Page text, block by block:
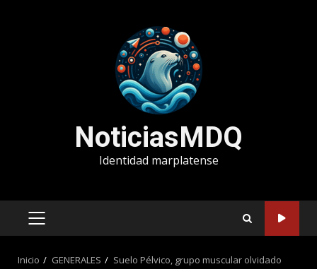
NoticiasMDQ
Identidad marplatense
MENÚ
Inicio GENERALES Suelo Pélvico, grupo muscular olvidado